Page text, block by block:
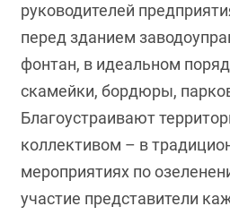
руководителей
перед зданием
фонтан, в идеальном
скамейки, бордюры,
Благоустраивают
коллективом – в
мероприятиях по
участие представители